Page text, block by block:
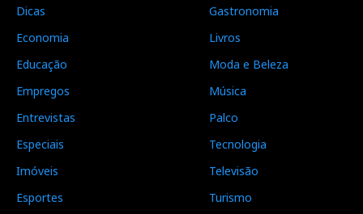
Dicas
Economia
Educação
Empregos
Entrevistas
Especiais
Imóveis
Esportes
Gastronomia
Livros
Moda e Beleza
Música
Palco
Tecnologia
Televisão
Turismo